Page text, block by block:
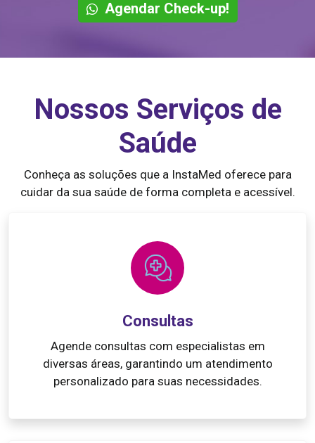
Agendar Check-up!
Nossos Serviços de
Saúde
Conheça as soluções que a InstaMed oferece para
cuidar da sua saúde de forma completa e acessível.
Consultas
Agende consultas com especialistas em
diversas áreas, garantindo um atendimento
personalizado para suas necessidades.